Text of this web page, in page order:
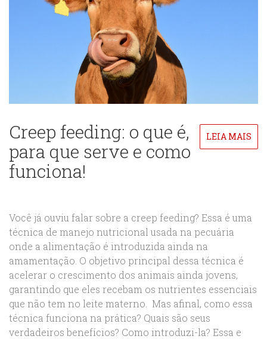
Creep feeding: o que é,
para que serve e como
funciona!
LEIA MAIS
Você já ouviu falar sobre a creep feeding? Essa é uma
técnica de manejo nutricional usada na pecuária
onde a alimentação é introduzida ainda na
amamentação. O objetivo principal dessa técnica é
acelerar o crescimento dos animais ainda jovens,
garantindo que eles recebam os nutrientes essenciais
que não tem no leite materno. Mas afinal, como essa
técnica funciona na prática? Quais são seus
verdadeiros benefícios? Como introduzi-la? Essa e